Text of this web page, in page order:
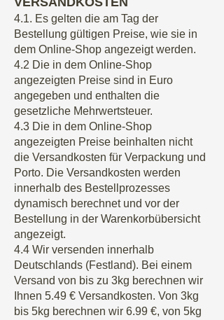
4.1. Es gelten die am Tag der
Bestellung gültigen Preise, wie sie in
dem Online-Shop angezeigt werden.
4.2 Die in dem Online-Shop
angezeigten Preise sind in Euro
angegeben und enthalten die
gesetzliche Mehrwertsteuer.
4.3 Die in dem Online-Shop
angezeigten Preise beinhalten nicht
die Versandkosten für Verpackung und
Porto. Die Versandkosten werden
innerhalb des Bestellprozesses
dynamisch berechnet und vor der
Bestellung in der Warenkorbübersicht
angezeigt.
4.4 Wir versenden innerhalb
Deutschlands (Festland). Bei einem
Versand von bis zu 3kg berechnen wir
Ihnen 5.49 € Versandkosten. Von 3kg
bis 5kg berechnen wir 6.99 €, von 5kg